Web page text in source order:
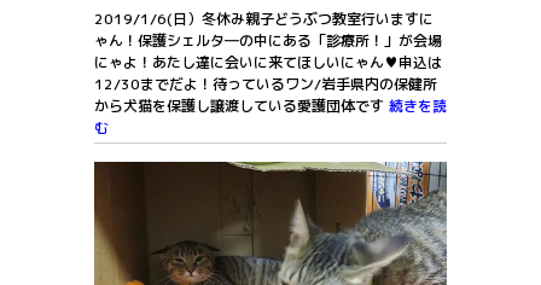
2019/1/6(日）冬休み親子どうぶつ教室行いますに
ゃん！保護シェルタ―の中にある「診療所！」が会場
にゃよ！あたし達に会いに来てほしいにゃん♥申込は
12/30までだよ！待っているワン/岩手県内の保健所
から犬猫を保護し譲渡している愛護団体です 続きを読
む